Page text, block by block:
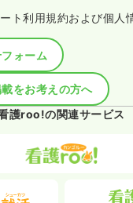
ト利用規約および個人
ォーム
をお考えの方へ
護roo!の関連サービス